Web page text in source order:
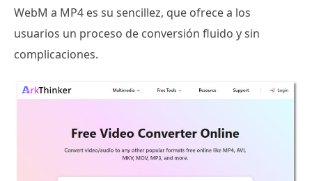
WebM a MP4 es su sencillez, que ofrece a los
usuarios un proceso de conversión fluido y sin
complicaciones.